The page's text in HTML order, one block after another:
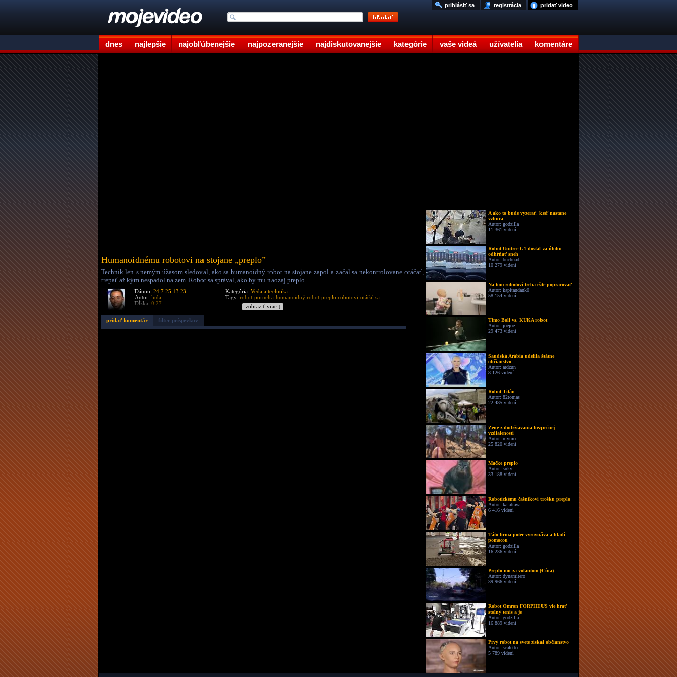
dnes najlepšie najobľúbenejšie najpozeranejšie najdiskutovanejšie kategórie vaše videá užívatelia komentáre
pridať video
registrácia
prihlásiť sa
Humanoidnému robotovi na stojane „preplo”
Technik len s nemým úžasom sledoval, ako sa humanoidný robot na stojane zapol a začal sa nekontrolovane otáčať,
trepať až kým nespadol na zem. Robot sa správal, ako by mu naozaj preplo.
Dátum: 24.7.25 13:23
Autor: luda
Dĺžka: 0:27
Kategória: Veda a technika
Tagy: robot porucha humanoidný robot preplo robotovi otáčal sa
zobraziť viac ↓
pridať komentár filter príspevkov
A ako to bude vyzerať, keď nastane
vzbura
Autor: godzilla
11 361 videní
Robot Unitree G1 dostal za úlohu
odhŕňať sneh
Autor: buchnad
10 279 videní
Na tom robotovi treba ešte popracovať
Autor: kapitandank0
58 154 videní
Timo Boll vs. KUKA robot
Autor: joejoe
29 473 videní
Saudská Arábia udelila štátne
občianstvo
Autor: ardzun
8 126 videní
Robot Titán
Autor: 82tomas
22 485 videní
Žene z dodržiavania bezpečnej
vzdialenosti
Autor: mymo
25 820 videní
Mačke preplo
Autor: suky
33 188 videní
Robotickému čašníkovi trošku preplo
Autor: kalatrava
6 416 videní
Táto firma poter vyrovnáva a hladí
pomocou
Autor: godzilla
16 236 videní
Preplo mu za volantom (Čína)
Autor: dynamitero
39 966 videní
Robot Omron FORPHEUS vie hrať
stolný tenis a je
Autor: godzilla
16 889 videní
Prvý robot na svete získal občianstvo
Autor: scaletto
5 789 videní